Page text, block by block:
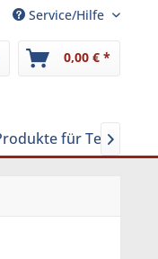
Service/Hilfe
0,00 € *
für 